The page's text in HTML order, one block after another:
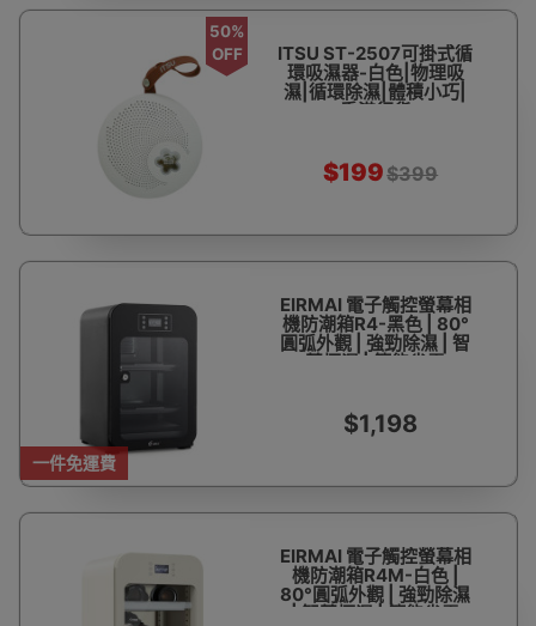
50%
OFF
ITSU ST-2507可掛式循
環吸濕器-白色|物理吸
濕|循環除濕|體積小巧|
香港行貨
$199$399
一件免運費
EIRMAI 電子觸控螢幕相
機防潮箱R4-黑色 | 80°
圓弧外觀 | 強勁除濕 | 智
慧恆濕 | 節能省電
$1,198
EIRMAI 電子觸控螢幕相
機防潮箱R4M-白色 |
80°圓弧外觀 | 強勁除濕
| 智慧恆濕 | 節能省電